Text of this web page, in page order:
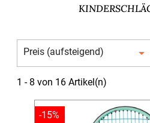
Preis (aufsteigend) 
1 - 8 von 16 Artikel(n)
-15%